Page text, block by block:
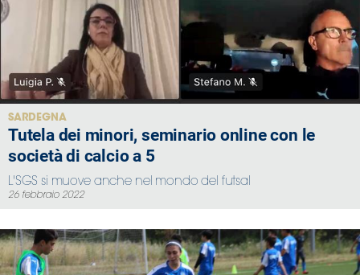
SARDEGNA
Tutela dei minori, seminario online con le
società di calcio a 5
L'SGS si muove anche nel mondo del futsal
26 febbraio 2022